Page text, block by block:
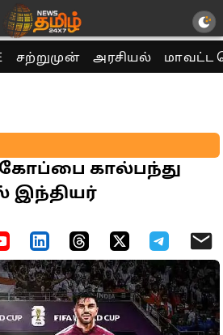
சற்றுமுன் அரசியல் மாவட்ட
கால்பந்து
இந்தியர்